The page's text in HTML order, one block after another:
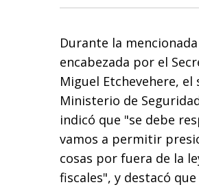
Durante la
encabezada por el
Miguel Etchevehere,
Ministerio de
indicó que "se debe
vamos a permitir
cosas por fuera de la
fiscales", y destacó